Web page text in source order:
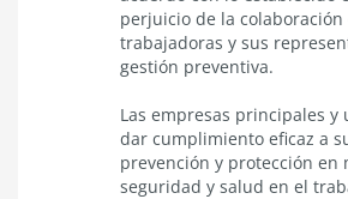
perjuicio de la colaboración
trabajadoras y sus
gestión preventiva.
Las empresas principales y
dar cumplimiento eficaz a
prevención y protección en
seguridad y salud en el